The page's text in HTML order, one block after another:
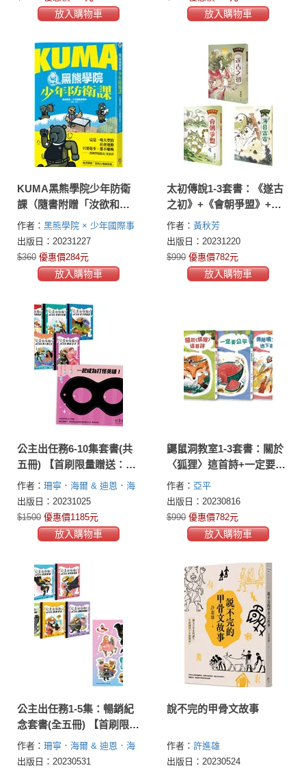
放入購物車 放入購物車
KUMA黑熊學院少年防衛
課（隨書附贈「汝欲和
平，必先備戰」臺灣古地
圖海報）
作者： 黑熊學院 × 少年國際事
務所／策畫‧製作
出版日：20231227
$360 優惠價284元
放入購物車
太初傳說1-3套書：《遂古
之初》+《會朝爭盟》+
《薄暮雷電》
作者： 黃秋芳
出版日：20231220
$990 優惠價782元
放入購物車
公主出任務6-10集套書(共
五冊) 【首刷限量贈送：華
麗變身黑衣公主眼罩DIY】
作者： 珊寧．海爾 & 迪恩．海
爾(Shannon Hale & Dean Hale)
出版日：20231025
$1500 優惠價1185元
放入購物車
鼴鼠洞教室1-3套書：關於
〈狐狸〉這首詩+一定要公
平+勇闖噴火龍地下岩洞
作者： 亞平
出版日：20230816
$990 優惠價782元
放入購物車
公主出任務1-5集：暢銷紀
念套書(全五冊) 【首刷限量
贈送：公主英雄閃亮出擊
貼紙】
作者： 珊寧．海爾 & 迪恩．海
爾(Shannon Hale & Dean Hale)
出版日：20230531
說不完的甲骨文故事
作者： 許進雄
出版日：20230524